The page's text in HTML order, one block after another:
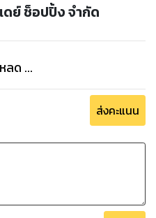
ย์ ช็อปปิ้ง จำกัด
ลด ...
ส่งคะแนน